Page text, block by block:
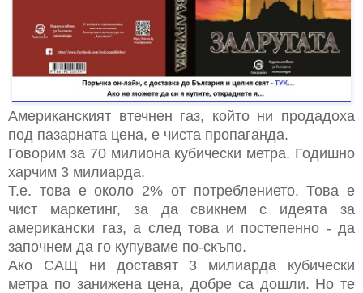
Американският втечнен газ, който ни продадоха
под пазарната цена, е чиста пропаганда.
Говорим за 70 милиона кубически метра. Годишно
харчим 3 милиарда.
Т.е. това е около 2% от потреблението. Това е
чист маркетинг, за да свикнем с идеята за
американски газ, а след това и постепенно - да
започнем да го купуваме по-скъпо.
Ако САЩ ни доставят 3 милиарда кубически
метра по занижена цена, добре са дошли. Но те